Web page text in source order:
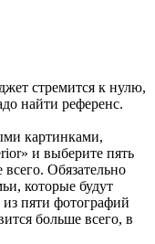
стремится к нулю,
найти референс.
картинками,
и выберите пять
Обязательно
которые будут
из пяти фотографий
больше всего, в